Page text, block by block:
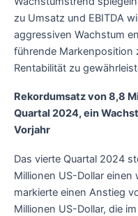
zu Umsatz und EBITDA
aggressiven Wachstum
führende Markenposition
Rentabilität zu
Rekordumsatz von 8,8
Quartal 2024, ein
Vorjahr
Das vierte Quartal 2024
Millionen US-Dollar einen
markierte einen Anstieg
Millionen US-Dollar, die